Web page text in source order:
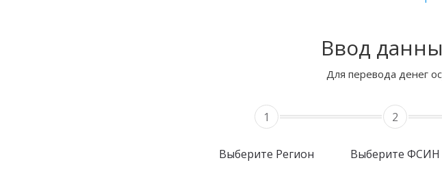
Ввод
Для перевода денег
1
Выберите Регион
2
Выберите ФСИН